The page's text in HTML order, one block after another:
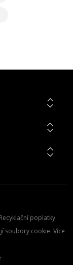
poplatky
soubory cookie. Více